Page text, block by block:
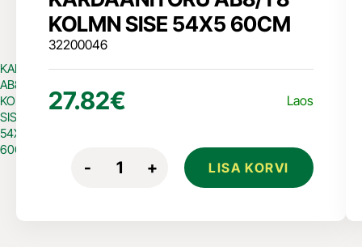
KARDAANITORU
AB8/T8
KOLMN
SISE
54X5
60CM
KOLMN SISE 54X5 60CM
32200046
27.82€ Laos
- + LISA KORVI